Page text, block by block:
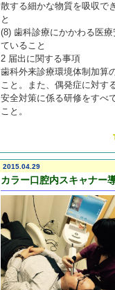
散する細かな物質を吸収で
と
(8) 歯科診療にかかわる医
ていること
2 届出に関する事項
歯科外来診療環境体制加算
こと。また、偶発症に対す
安全対策に係る研修をすべ
こと。
2015.04.29
カラー口腔内スキャナー